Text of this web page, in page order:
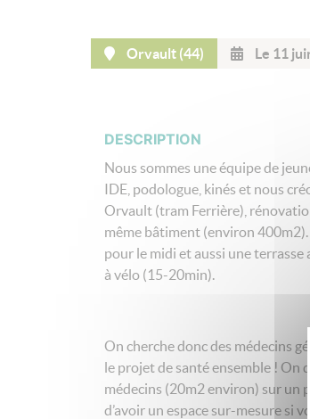
Orvault (44) Le 11
DESCRIPTION
Nous sommes une équipe de
IDE, podologue, kinés et nous
Orvault (tram Ferrière),
même bâtiment (environ
pour le midi et aussi une terrasse
à vélo (15-20min).
On cherche donc des médecins
le projet de santé ensemble ! On
médecins (20m2 environ) sur un
d’avoir un espace sur-mesure si